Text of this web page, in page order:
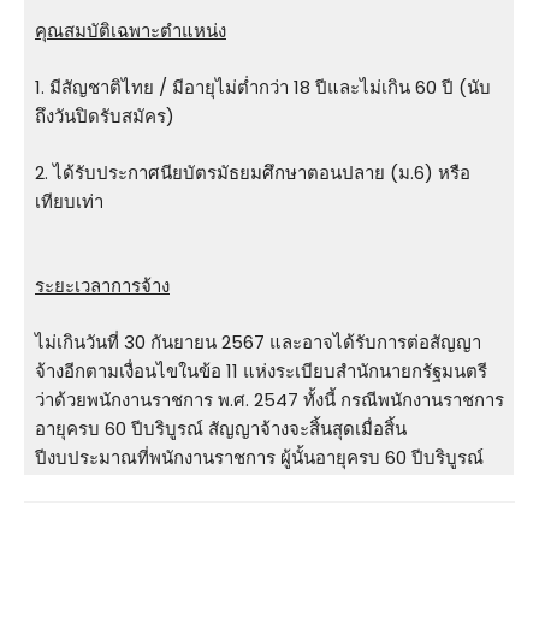
คุณสมบัติเฉพาะตำแหน่ง
1. มีสัญชาติไทย / มีอายุไม่ต่ำกว่า 18 ปีและไม่เกิน 60 ปี (นับ
ถึงวันปิดรับสมัคร)
2. ได้รับประกาศนียบัตรมัธยมศึกษาตอนปลาย (ม.6) หรือ
เทียบเท่า
ระยะเวลาการจ้าง
ไม่เกินวันที่ 30 กันยายน 2567 และอาจได้รับการต่อสัญญา
จ้างอีกตามเงื่อนไขในข้อ 11 แห่งระเบียบสํานักนายกรัฐมนตรี
ว่าด้วยพนักงานราชการ พ.ศ. 2547 ทั้งนี้ กรณีพนักงานราชการ
อายุครบ 60 ปีบริบูรณ์ สัญญาจ้างจะสิ้นสุดเมื่อสิ้น
ปีงบประมาณที่พนักงานราชการ ผู้นั้นอายุครบ 60 ปีบริบูรณ์